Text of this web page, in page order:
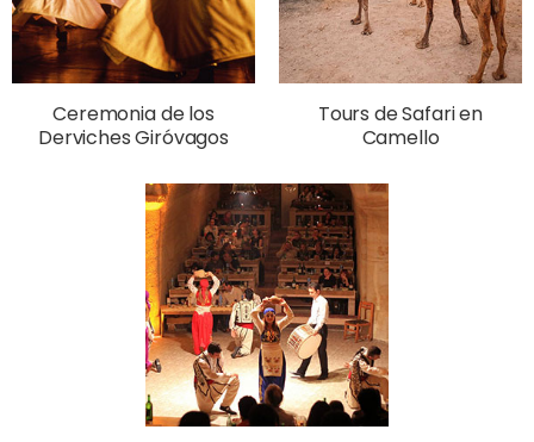
Ceremonia de los
Derviches Giróvagos
Tours de Safari en
Camello